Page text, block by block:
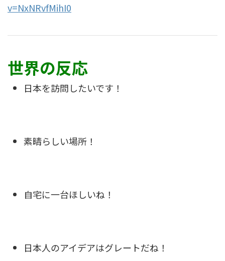
v=NxNRvfMihI0
世界の反応
日本を訪問したいです！
素晴らしい場所！
自宅に一台ほしいね！
日本人のアイデアはグレートだね！